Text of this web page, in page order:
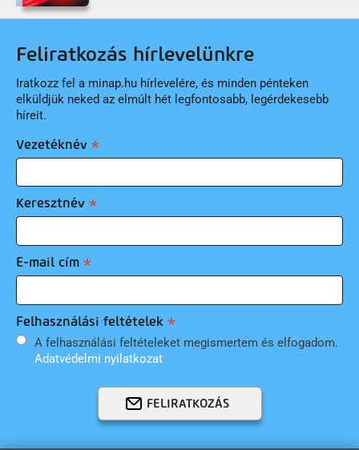
Feliratkozás hírlevelünkre
Iratkozz fel a minap.hu hírlevelére, és minden pénteken
elküldjük neked az elmúlt hét legfontosabb, legérdekesebb
híreit.
Vezetéknév
Keresztnév
E-mail cím
Felhasználási feltételek
A felhasználási feltételeket megismertem és elfogadom.
Adatvédelmi nyilatkozat
FELIRATKOZÁS